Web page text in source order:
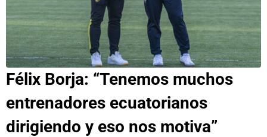
Félix Borja: “Tenemos muchos
entrenadores ecuatorianos
dirigiendo y eso nos motiva”